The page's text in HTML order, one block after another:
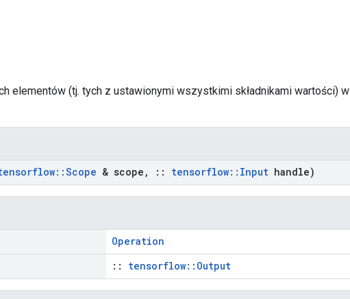
elementów (tj. tych z ustawionymi wszystkimi składnikami wartości) w
::Scope & scope , :: tensorflow:: Input handle)
Operation
:: tensorflow::Output